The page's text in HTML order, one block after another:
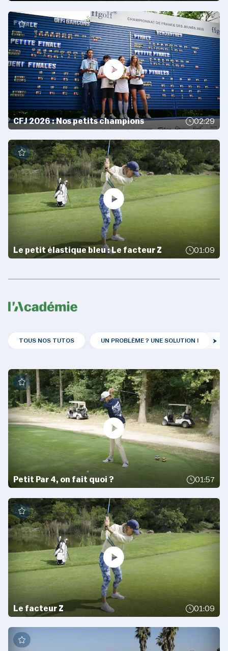
CFJ 2026 : Nos petits champions 02:29
Le petit élastique bleu : Le facteur Z 01:09
TOUS NOS TUTOS UN PROBLÈME ? UNE SOLUTION !
Petit Par 4, on fait quoi ? 01:57
Le facteur Z 01:09